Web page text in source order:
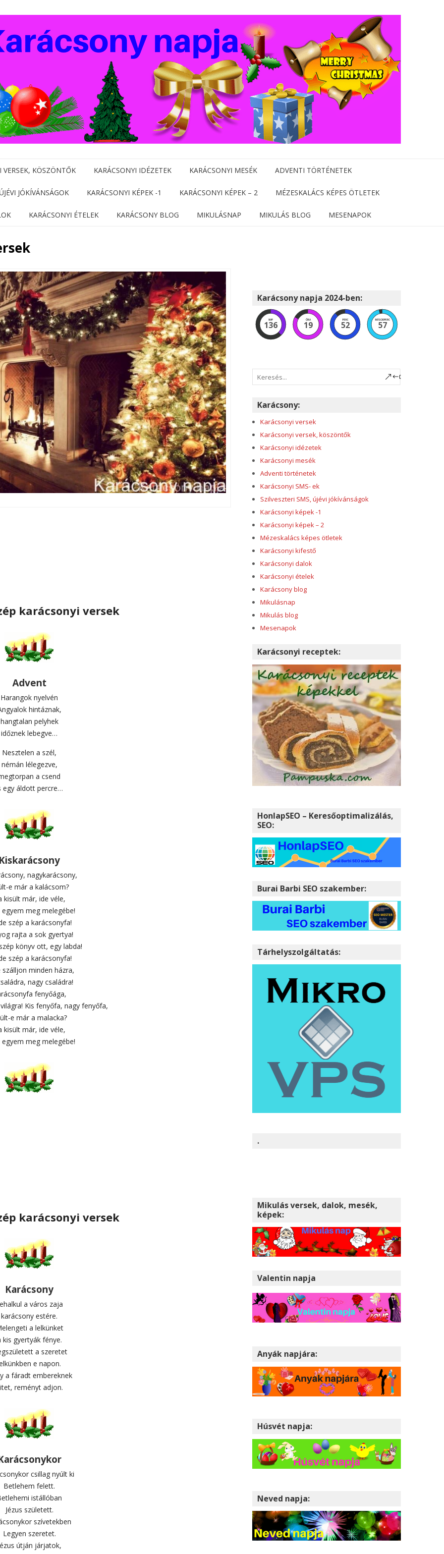
VERSEK, KÖSZÖNTŐK KARÁCSONYI IDÉZETEK KARÁCSONYI MESÉK ADVENTI TÖRTÉNETEK
JÓKÍVÁNSÁGOK KARÁCSONYI KÉPEK -1 KARÁCSONYI KÉPEK – 2 MÉZESKALÁCS KÉPES ÖTLETEK
KARÁCSONYI ÉTELEK KARÁCSONY BLOG MIKULÁSNAP MIKULÁS BLOG MESENAPOK
karácsonyi versek
Advent
Harangok nyelvén
hintáznak,
hangtalan pelyhek
időznek lebegve…
Nesztelen a szél,
némán lélegezve,
a csend
egy áldott percre…
Kiskarácsony
nagykarácsony,
e már a kalácsom?
kisült már, ide véle,
egyem meg melegébe!
szép a karácsonyfa!
rajta a sok gyertya!
könyv ott, egy labda!
szép a karácsonyfa!
szálljon minden házra,
nagy családra!
fenyőága,
Kis fenyőfa, nagy fenyőfa,
e már a malacka?
kisült már, ide véle,
egyem meg melegébe!
karácsonyi versek
Karácsony
a város zaja
karácsony estére.
a lelkünket
kis gyertyák fénye.
a szeretet
e napon.
a fáradt embereknek
reményt adjon.
csillag nyúlt ki
Betlehem felett.
istállóban
Jézus született.
szívetekben
Legyen szeretet.
útján járjatok,
Karácsony napja 2024-ben:
NAP
136
ÓRA
19
PERC
52
MÁSODPERC
56
Karácsony:
Karácsonyi versek
Karácsonyi versek, köszöntők
Karácsonyi idézetek
Karácsonyi mesék
Adventi történetek
Karácsonyi SMS- ek
Szilveszteri SMS, újévi jókívánságok
Karácsonyi képek -1
Karácsonyi képek – 2
Mézeskalács képes ötletek
Karácsonyi kifestő
Karácsonyi dalok
Karácsonyi ételek
Karácsony blog
Mikulásnap
Mikulás blog
Mesenapok
Karácsonyi receptek:
HonlapSEO – Keresőoptimalizálás,
SEO:
Burai Barbi SEO szakember:
Tárhelyszolgáltatás:
.
Mikulás versek, dalok, mesék,
képek:
Valentin napja
Anyák napjára:
Húsvét napja:
Neved napja: